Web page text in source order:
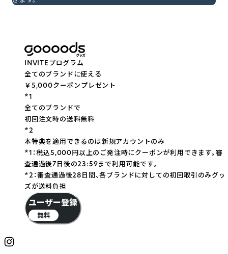
INVITEプログラム
全てのブランドに使える
￥5,000クーポンプレゼント
*1
全てのブランドで
初回注文時の送料無料
*2
本特典を適用できるのは新規アカウントのみ
*1：税込5,000円以上のご発注時にクーポンが利用できます。審
査通過後7日後の23:59まで利用可能です。
*2：審査通過後28日間、各ブランドに対しての初回取引のみグッ
ズが送料負担
ユーザー登録
無料